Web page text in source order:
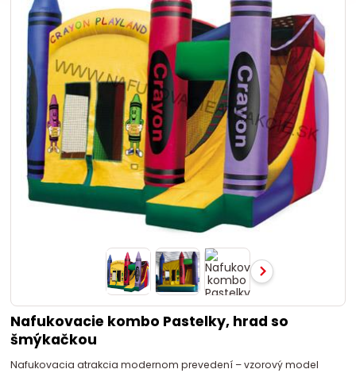
Nafukovacie kombo Pastelky, hrad so
šmýkačkou
Nafukovacia atrakcia modernom prevedení – vzorový model